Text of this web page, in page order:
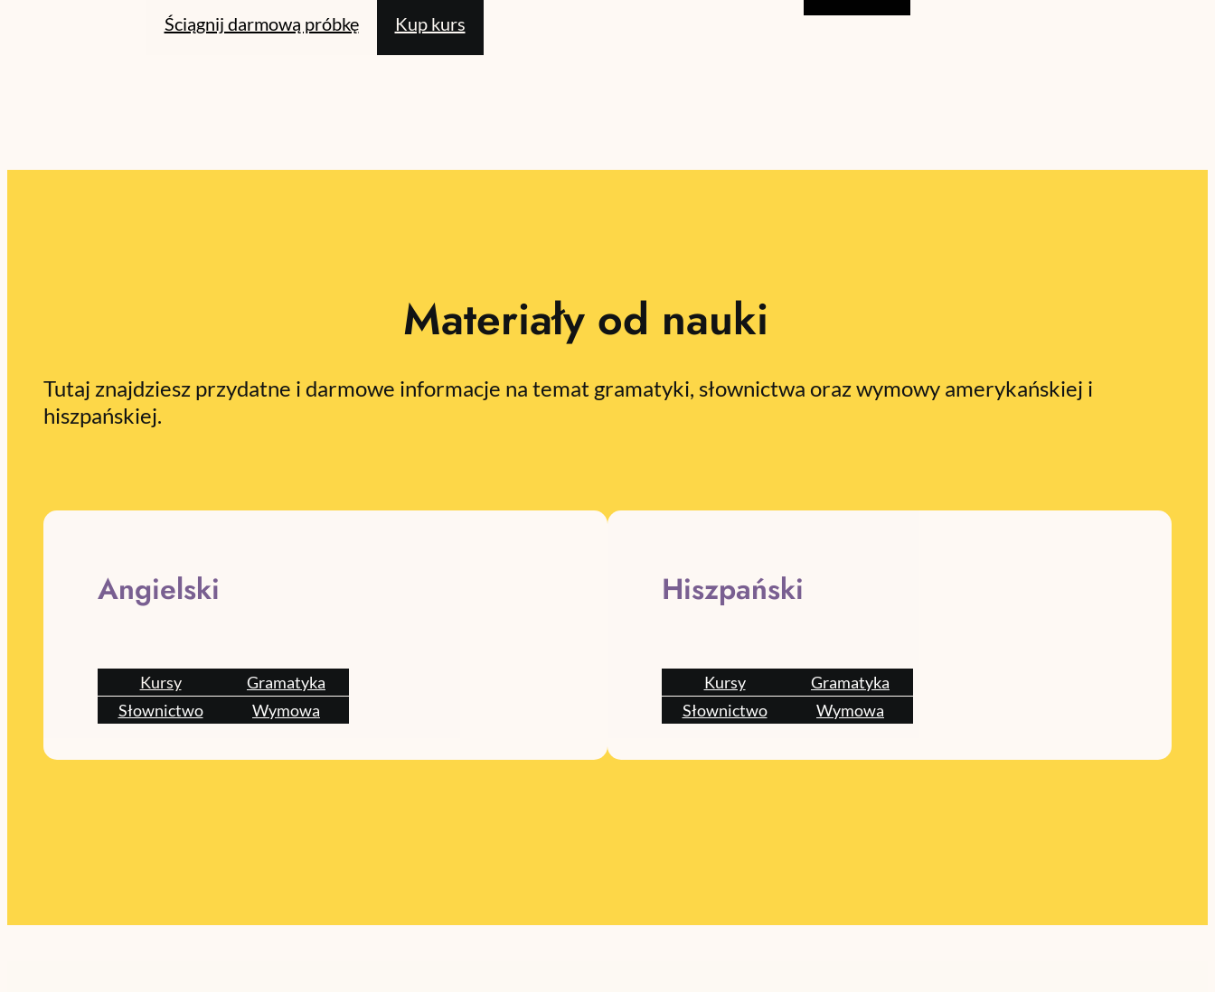
Ściągnij darmową próbkę Kup kurs
Materiały od nauki
Tutaj znajdziesz przydatne i darmowe informacje na temat gramatyki, słownictwa oraz wymowy amerykańskiej i
hiszpańskiej.
Angielski
Kursy
Gramatyka
Słownictwo
Wymowa
Hiszpański
Kursy
Gramatyka
Słownictwo
Wymowa